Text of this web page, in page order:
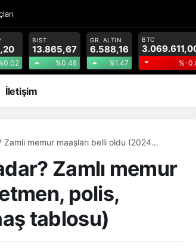
BIST
13.865,67
%0.48
GR. ALTIN
6.588,16
%1.47
BTC
%-
İletişim
memur maaşları belli oldu (2024
Zamlı memur
polis,
tablosu)